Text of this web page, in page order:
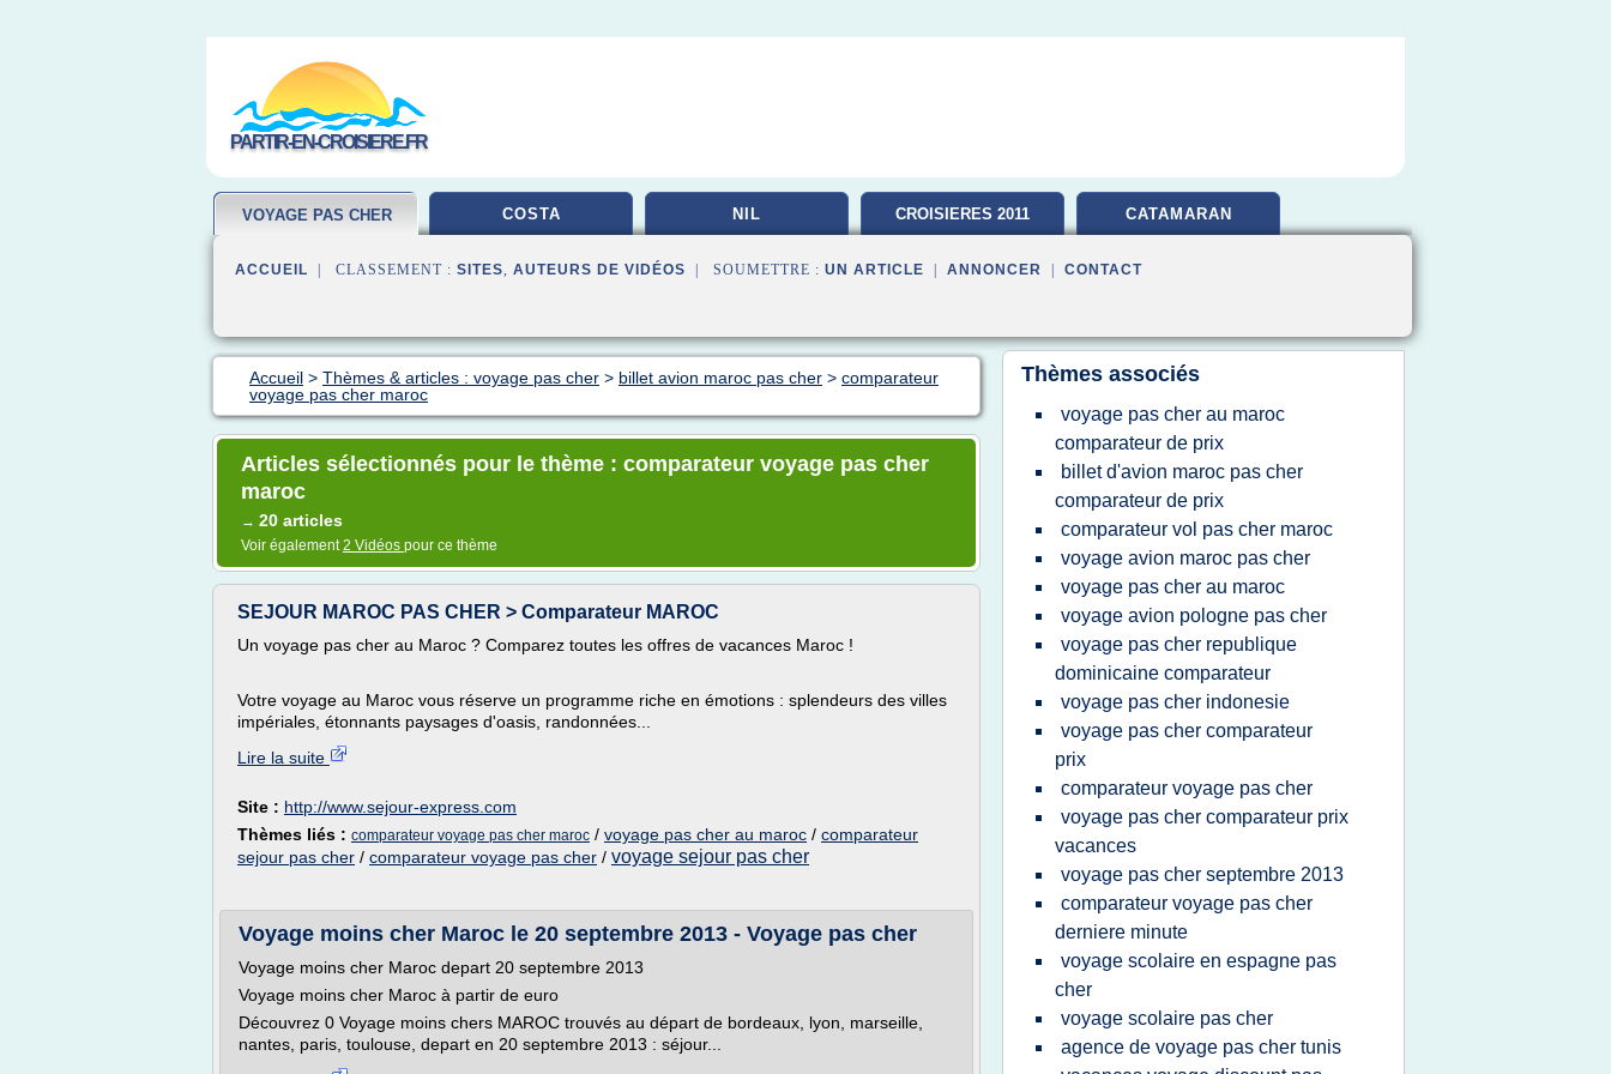
PARTIR-EN-CROISIERE.FR
VOYAGE PAS CHER COSTA NIL CROISIERES 2011 CATAMARAN
ACCUEIL | CLASSEMENT : SITES, AUTEURS DE VIDÉOS | SOUMETTRE : UN ARTICLE ANNONCER CONTACT
Accueil > Thèmes & articles : voyage pas cher > billet avion maroc pas cher > comparateur
voyage pas cher maroc
Articles sélectionnés pour le thème : comparateur voyage pas cher
maroc
→ 20 articles
Voir également2 Vidéos pour ce thème
SEJOUR MAROC PAS CHER > Comparateur MAROC
Un voyage pas cher au Maroc ? Comparez toutes les offres de vacances Maroc !
Votre voyage au Maroc vous réserve un programme riche en émotions : splendeurs des villes
impériales, étonnants paysages d'oasis, randonnées...
Lire la suite
Site : http://www.sejour-express.com
Thèmes liés : comparateur voyage pas cher maroc / voyage pas cher au maroc / comparateur
sejour pas cher / comparateur voyage pas cher / voyage sejour pas cher
Voyage moins cher Maroc le 20 septembre 2013 - Voyage pas cher
Voyage moins cher Maroc depart 20 septembre 2013
Voyage moins cher Maroc à partir de euro
Découvrez 0 Voyage moins chers MAROC trouvés au départ de bordeaux, lyon, marseille,
nantes, paris, toulouse, depart en 20 septembre 2013 : séjour...
Thèmes associés
voyage pas cher au maroc
comparateur de prix
billet d'avion maroc pas cher
comparateur de prix
comparateur vol pas cher maroc
voyage avion maroc pas cher
voyage pas cher au maroc
voyage avion pologne pas cher
voyage pas cher republique
dominicaine comparateur
voyage pas cher indonesie
voyage pas cher comparateur
prix
comparateur voyage pas cher
voyage pas cher comparateur prix
vacances
voyage pas cher septembre 2013
comparateur voyage pas cher
derniere minute
voyage scolaire en espagne pas
cher
voyage scolaire pas cher
agence de voyage pas cher tunis